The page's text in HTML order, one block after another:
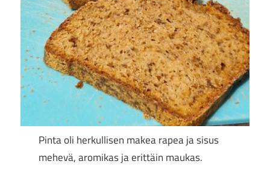
Pinta oli herkullisen makea rapea ja sisus
mehevä, aromikas ja erittäin maukas.